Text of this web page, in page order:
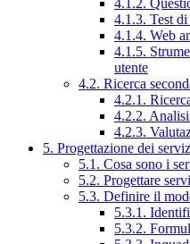
4.1.2.
4.1.3. Test
4.1.4. Web
4.1.5.
utente
4.2. Ricerca
4.2.1.
4.2.2.
4.2.3.
5. Progettazione dei
5.1. Cosa sono i
5.2. Progettare
5.3. Definire il
5.3.1.
5.3.2.